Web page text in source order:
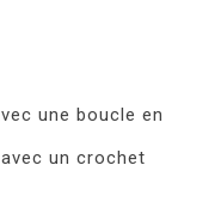
une boucle en
un crochet